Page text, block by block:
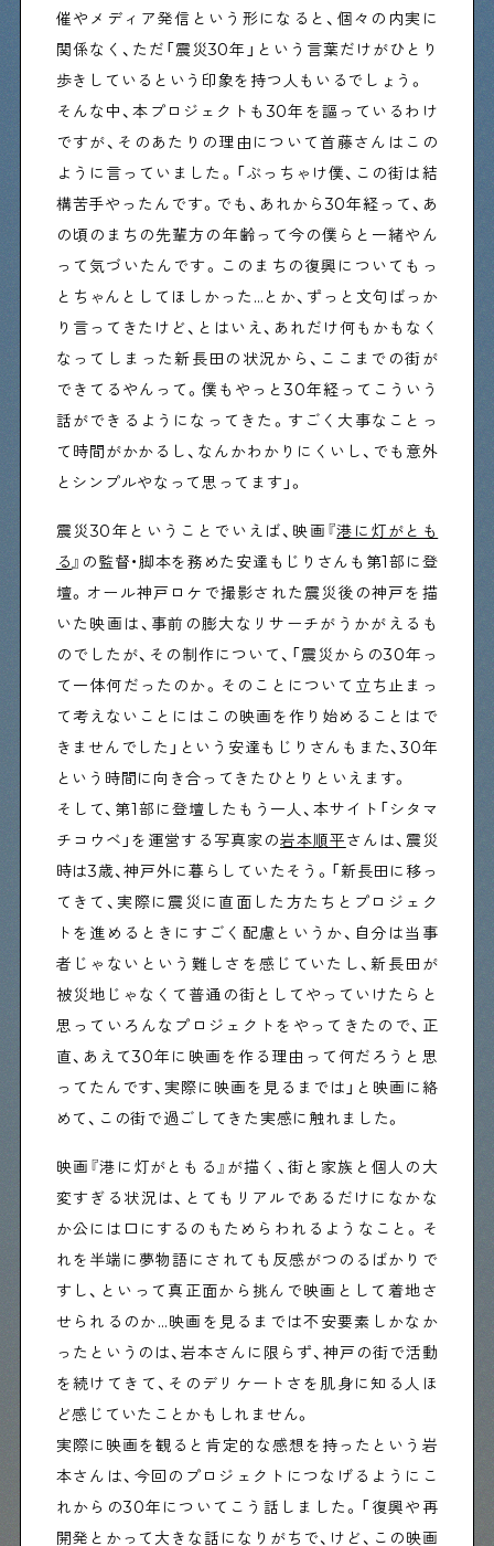
催やメディア発信という形になると、個々の内実に
関係なく、ただ「震災30年」という言葉だけがひとり
歩きしているという印象を持つ人もいるでしょう。
そんな中、本プロジェクトも30年を謳っているわけ
ですが、そのあたりの理由について首藤さんはこの
ように言っていました。「ぶっちゃけ僕、この街は結
構苦手やったんです。でも、あれから30年経って、あ
の頃のまちの先輩方の年齢って今の僕らと一緒やん
って気づいたんです。このまちの復興についてもっ
とちゃんとしてほしかった…とか、ずっと文句ばっか
り言ってきたけど、とはいえ、あれだけ何もかもなく
なってしまった新長田の状況から、ここまでの街が
できてるやんって。僕もやっと30年経ってこういう
話ができるようになってきた。すごく大事なことっ
て時間がかかるし、なんかわかりにくいし、でも意外
とシンプルやなって思ってます」。
震災30年ということでいえば、映画『港に灯がとも
る』の監督・脚本を務めた安達もじりさんも第1部に登
壇。オール神戸ロケで撮影された震災後の神戸を描
いた映画は、事前の膨大なリサーチがうかがえるも
のでしたが、その制作について、「震災からの30年っ
て一体何だったのか。そのことについて立ち止まっ
て考えないことにはこの映画を作り始めることはで
きませんでした」という安達もじりさんもまた、30年
という時間に向き合ってきたひとりといえます。
そして、第1部に登壇したもう一人、本サイト「シタマ
チコウベ」を運営する写真家の岩本順平さんは、震災
時は3歳、神戸外に暮らしていたそう。「新長田に移っ
てきて、実際に震災に直面した方たちとプロジェク
トを進めるときにすごく配慮というか、自分は当事
者じゃないという難しさを感じていたし、新長田が
被災地じゃなくて普通の街としてやっていけたらと
思っていろんなプロジェクトをやってきたので、正
直、あえて30年に映画を作る理由って何だろうと思
ってたんです、実際に映画を見るまでは」と映画に絡
めて、この街で過ごしてきた実感に触れました。
映画『港に灯がともる』が描く、街と家族と個人の大
変すぎる状況は、とてもリアルであるだけになかな
か公には口にするのもためらわれるようなこと。そ
れを半端に夢物語にされても反感がつのるばかりで
すし、といって真正面から挑んで映画として着地さ
せられるのか…映画を見るまでは不安要素しかなか
ったというのは、岩本さんに限らず、神戸の街で活動
を続けてきて、そのデリケートさを肌身に知る人ほ
ど感じていたことかもしれません。
実際に映画を観ると肯定的な感想を持ったという岩
本さんは、今回のプロジェクトにつなげるようにこ
れからの30年についてこう話しました。「復興や再
開発とかって大きな話になりがちで、けど、この映画